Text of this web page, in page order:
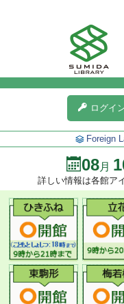
ログイ
Foreign
08月
詳しい情報は各館ア